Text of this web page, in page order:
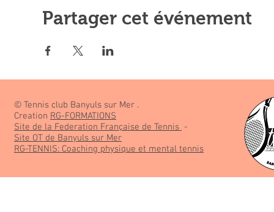
Partager cet événement
© Tennis club Banyuls sur Mer .
Creation RG-FORMATIONS
Site de la Federation Française de Tennis -
Site OT de Banyuls sur Mer
RG-TENNIS: Coaching physique et mental tennis